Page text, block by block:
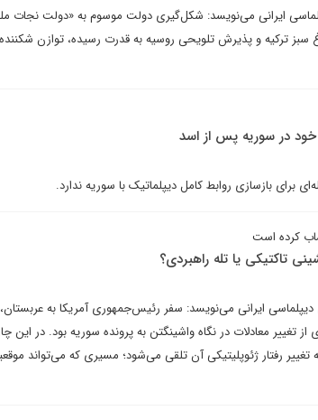
ایرانی می‌نویسد: شکل‌گیری دولت موسوم به «دولت نجات
سبز ترکیه و پذیرش تلویحی روسیه به قدرت رسیده، توازن
خود در سوریه پس از اسد
برای بازسازی روابط کامل دیپلماتیک با سوریه ندارد.
کرده است
تاکتیکی یا تله راهبردی؟
دیپلماسی ایرانی می‌نویسد: سفر رئیس‌جمهوری آمریکا به عربستان،
تغییر معادلات در نگاه واشینگتن به پرونده سوریه بود. در
رفتار ژئوپلیتیکی آن تلقی می‌شود؛ مسیری که می‌تواند